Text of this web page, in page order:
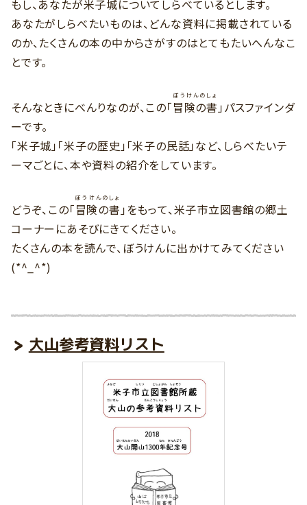
もし、あなたが米子城についてしらべているとします。
あなたがしらべたいものは、どんな資料に掲載されている
のか、たくさんの本の中からさがすのはとてもたいへんなこ
とです。
そんなときにべんりなのが、この「冒険の書
ぼうけんのしょ
」パスファインダ
ーです。
「米子城」「米子の歴史」「米子の民話」など、しらべたいテ
ーマごとに、本や資料の紹介をしています。
どうぞ、この「冒険の書
ぼうけんのしょ
」をもって、米子市立図書館の郷土
コーナーにあそびにきてください。
たくさんの本を読んで、ぼうけんに出かけてみてください
(*^_^*)
大山参考資料リスト